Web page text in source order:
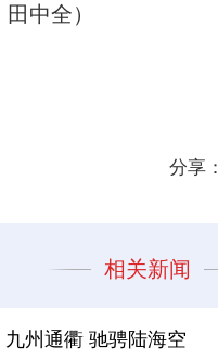
中全）
分享：
相关新闻
九州通衢 驰骋陆海空